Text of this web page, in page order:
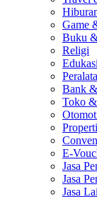
Game
Buku
Religi
Bank
Toko
Properti
E-
Jasa
Jasa
Jasa